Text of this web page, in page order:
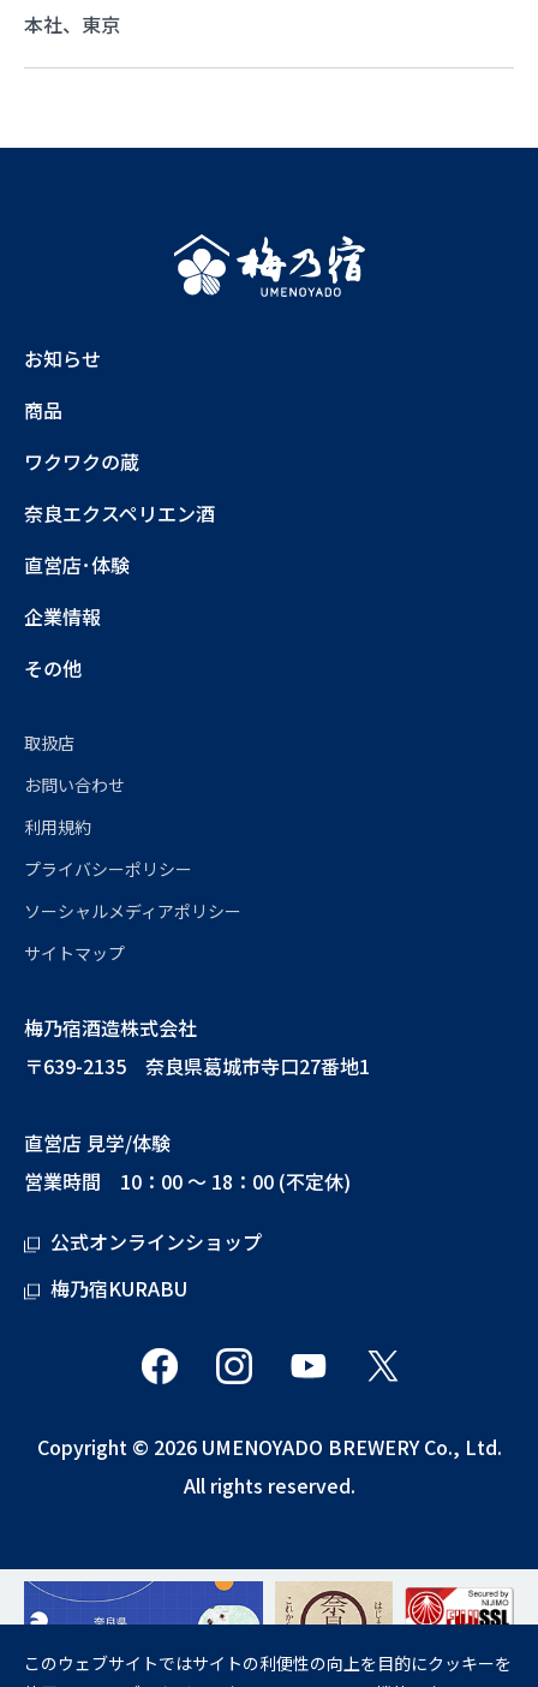
本社、東京
お知らせ
商品
ワクワクの蔵
奈良エクスペリエン酒
直営店･体験
企業情報
その他
取扱店
お問い合わせ
利用規約
プライバシーポリシー
ソーシャルメディアポリシー
サイトマップ
梅乃宿酒造株式会社
〒639-2135 奈良県葛城市寺口27番地1
直営店 見学/体験
営業時間 10：00 ～ 18：00 (不定休)
公式オンラインショップ
梅乃宿KURABU
Copyright © 2026 UMENOYADO BREWERY Co., Ltd.
All rights reserved.
このウェブサイトではサイトの利便性の向上を目的にクッキーを